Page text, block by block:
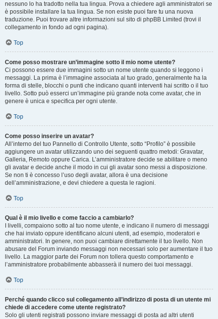
nessuno lo ha tradotto nella tua lingua. Prova a chiedere agli amministratori se
è possibile installare la tua lingua. Se non esiste puoi fare tu una nuova
traduzione. Puoi trovare altre informazioni sul sito di phpBB Limited (trovi il
collegamento in fondo ad ogni pagina).
Top
Come posso mostrare un’immagine sotto il mio nome utente?
Ci possono essere due immagini sotto un nome utente quando si leggono i
messaggi. La prima è l’immagine associata al tuo grado, generalmente ha la
forma di stelle, blocchi o punti che indicano quanti interventi hai scritto o il tuo
livello. Sotto può esserci un’immagine più grande nota come avatar, che in
genere è unica e specifica per ogni utente.
Top
Come posso inserire un avatar?
All’interno del tuo Pannello di Controllo Utente, sotto “Profilo” è possibile
aggiungere un avatar utilizzando uno dei seguenti quattro metodi: Gravatar,
Galleria, Remoto oppure Carica. L’amministratore decide se abilitare o meno
gli avatar e decide anche il modo in cui gli avatar sono messi a disposizione.
Se non ti è concesso l’uso degli avatar, allora è una decisione
dell’amministrazione, e devi chiedere a questa le ragioni.
Top
Qual è il mio livello e come faccio a cambiarlo?
I livelli, compaiono sotto al tuo nome utente, e indicano il numero di messaggi
che hai inviato oppure identificano alcuni utenti, ad esempio, moderatori e
amministratori. In genere, non puoi cambiare direttamente il tuo livello. Non
abusare del Forum inviando messaggi non necessari solo per aumentare il tuo
livello. La maggior parte dei Forum non tollera questo comportamento e
l’amministratore probabilmente abbasserà il numero dei tuoi messaggi.
Top
Perché quando clicco sul collegamento all’indirizzo di posta di un utente mi
chiede di accedere come utente registrato?
Solo gli utenti registrati possono inviare messaggi di posta ad altri utenti